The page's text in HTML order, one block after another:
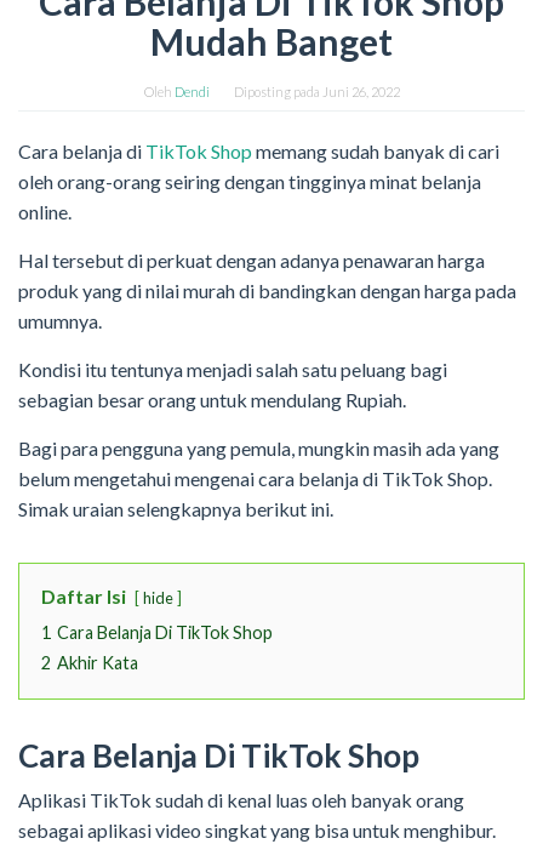
Mudah Banget
Oleh Dendi Diposting pada Juni 26, 2022
Cara belanja di TikTok Shop memang sudah banyak di cari
oleh orang-orang seiring dengan tingginya minat belanja
online.
Hal tersebut di perkuat dengan adanya penawaran harga
produk yang di nilai murah di bandingkan dengan harga pada
umumnya.
Kondisi itu tentunya menjadi salah satu peluang bagi
sebagian besar orang untuk mendulang Rupiah.
Bagi para pengguna yang pemula, mungkin masih ada yang
belum mengetahui mengenai cara belanja di TikTok Shop.
Simak uraian selengkapnya berikut ini.
Daftar Isi hide
1 Cara Belanja Di TikTok Shop
2 Akhir Kata
Cara Belanja Di TikTok Shop
Aplikasi TikTok sudah di kenal luas oleh banyak orang
sebagai aplikasi video singkat yang bisa untuk menghibur.